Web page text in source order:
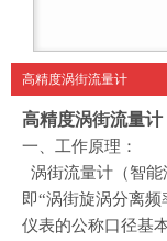
高精度涡街流量计
高精度涡街流量计
一、 工作原理：
涡街流量计（智能
即“涡街旋涡分离
仪表的公称口径基